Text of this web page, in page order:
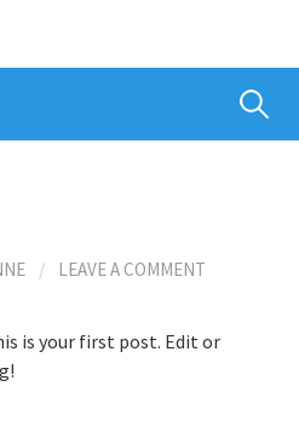
Zoeken
/ LEAVE A COMMENT
is your first post. Edit or